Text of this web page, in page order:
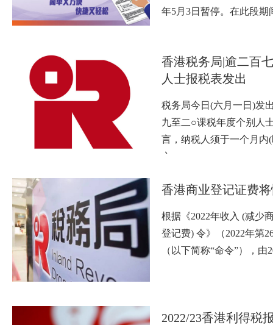
年5月3日暂停。在此段
香港税务局|逾二百
人士报税表发出
税务局今日(六月一日)发
九至二○课税年度个别人
言，纳税人须于一个月内
之…
香港商业登记证费
根据《2022年收入 (减少
登记费) 令》（2022年第
（以下简称“命令”），由
2022/23香港利得税